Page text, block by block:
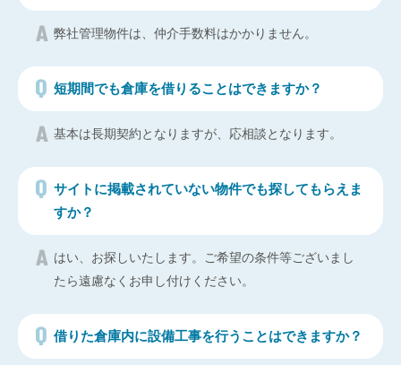
弊社管理物件は、仲介手数料はかかりません。
短期間でも倉庫を借りることはできますか？
基本は長期契約となりますが、応相談となります。
サイトに掲載されていない物件でも探してもらえま
すか？
はい、お探しいたします。ご希望の条件等ございまし
たら遠慮なくお申し付けください。
借りた倉庫内に設備工事を行うことはできますか？